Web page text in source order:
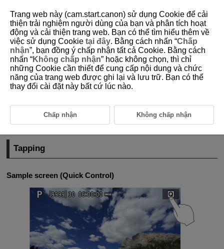
D292-023
Touch-Screen Operation
Tapping
Dragging
Tapping
Sample screen (Quick Control)
Trang web này (cam.start.canon) sử dụng Cookie để cải
thiện trải nghiệm người dùng của bạn và phân tích hoạt
động và cải thiện trang web. Bạn có thể tìm hiểu thêm về
việc sử dụng Cookie tại đây. Bằng cách nhấn “Chấp
nhận”, bạn đồng ý chấp nhận tất cả Cookie. Bằng cách
nhấn “Không chấp nhận” hoặc không chọn, thì chỉ
những Cookie cần thiết để cung cấp nội dung và chức
năng của trang web được ghi lại và lưu trữ. Bạn có thể
thay đổi cài đặt này bất cứ lúc nào.
Chấp nhận Không chấp nhận